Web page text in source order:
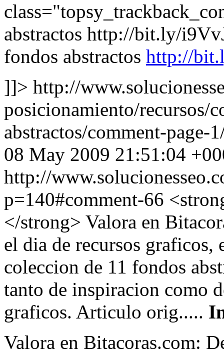
abstractos http://bit.ly/
fondos abstractos http://
]]> http://
posicionamiento/recursos/
abstractos/comment-page-
08 May 2009 21:51:04
http://
p=140#comment-66
</strong> Valora en
el dia de recursos graficos,
coleccion de 11 fondos
tanto de inspiracion como
graficos. Articulo orig.....
Valora en Bitacoras.com: